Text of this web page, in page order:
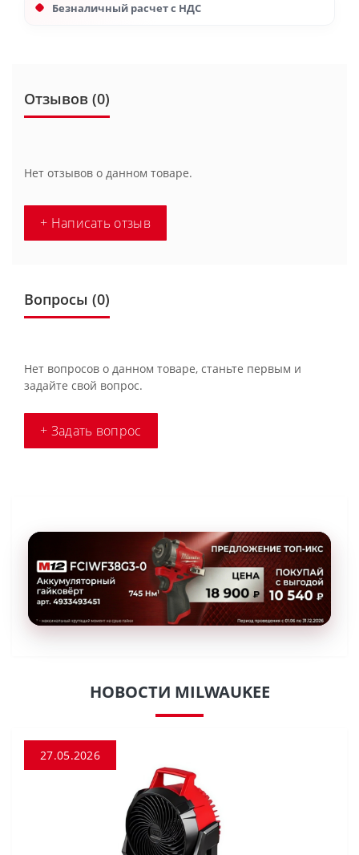
Безналичный расчет с НДС
Отзывов (0)
Нет отзывов о данном товаре.
+ Написать отзыв
Вопросы (0)
Нет вопросов о данном товаре, станьте первым и
задайте свой вопрос.
+ Задать вопрос
НОВОСТИ MILWAUKEE
27.05.2026